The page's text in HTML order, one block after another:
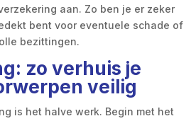
aan. Zo ben je er zeker
bent voor eventuele schade of
bezittingen.
zo verhuis je
veilig
is het halve werk. Begin met het